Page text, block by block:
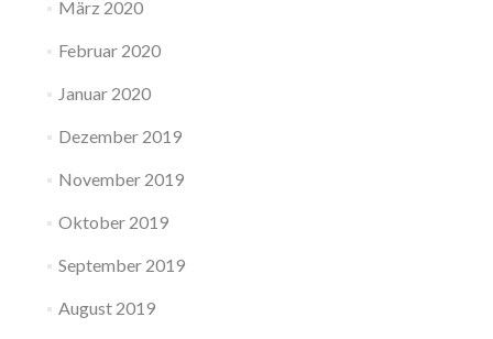
März 2020
Februar 2020
Januar 2020
Dezember 2019
November 2019
Oktober 2019
September 2019
August 2019